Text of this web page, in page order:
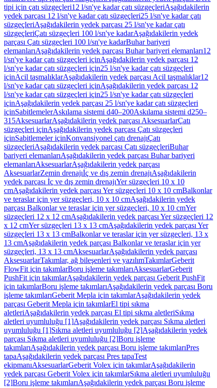
tipi için çatı süzgeçleri12 l/sn'ye kadar çatı süzgeçleriAşağıdakilerin
yedek parçası 12 l/sn'ye kadar çatı süzgeçleri25 l/sn'ye kadar çatı
süzgeçleriAşağıdakilerin yedek parçası 25 l/sn'ye kadar çatı
süzgeçleriÇatı süzgeçleri 100 l/sn'ye kadarAşağıdakilerin yedek
parçası Çatı süzgeçleri 100 l/sn'ye kadarBuhar bariyeri
elemanlarıAşağıdakilerin yedek parçası Buhar bariyeri elemanları12
l/sn'ye kadar çatı süzgeçleri içinAşağıdakilerin yedek parçası 12
l/sn'ye kadar çatı süzgeçleri için25 l/sn'ye kadar çatı süzgeçleri
içinAcil taşmalıklarAşağıdakilerin yedek parçası Acil taşmalıklar12
l/sn'ye kadar çatı süzgeçleri içinAşağıdakilerin yedek parçası 12
l/sn'ye kadar çatı süzgeçleri için25 l/sn'ye kadar çatı süzgeçleri
içinAşağıdakilerin yedek parçası 25 l/sn'ye kadar çatı süzgeçleri
içinSabitlemelerAskılama sistemi d40–200Askılama sistemi d250–
315AksesuarlarAşağıdakilerin yedek parçası AksesuarlarÇatı
süzgeçleri içinAşağıdakilerin yedek parçası Çatı süzgeçleri
içinSabitlemeler içinKonvansiyonel çatı drenajıÇatı
süzgeçleriAşağıdakilerin yedek parçası Çatı süzgeçleriBuhar
bariyeri elemanlarıAşağıdakilerin yedek parçası Buhar bariyeri
elemanlarıAksesuarlarAşağıdakilerin yedek parçası
AksesuarlarZemin drenajıİç ve dış zemin drenajıAşağıdakilerin
yedek parçası İç ve dış zemin drenajıYer süzgeçleri 10 x 10
cmAşağıdakilerin yedek parçası Yer süzgeçleri 10 x 10 cmBalkonlar
ve teraslar için yer süzgeçleri, 10 x 10 cmAşağıdakilerin yedek
parçası Balkonlar ve teraslar için yer süzgeçleri, 10 x 10 cmYer
süzgeçleri 12 x 12 cmAşağıdakilerin yedek parçası Yer süzgeçleri 12
x 12 cmYer süzgeçleri 13 x 13 cmAşağıdakilerin yedek parçası Yer
süzgeçleri 13 x 13 cmBalkonlar ve teraslar için yer süzgeçleri, 13 x
13 cmAşağıdakilerin yedek parçası Balkonlar ve teraslar için yer
süzgeçleri, 13 x 13 cmAksesuarlarAşağıdakilerin yedek parçası
AksesuarlarTakımlar, ağ bileşenleri ve yazılımTakımlarGeberit
FlowFit için takımlarBoru işleme takımlarıAksesuarlarGeberit
PushFit için takımlarAşağıdakilerin yedek parçası Geberit PushFit
için takımlarBoru işleme takımlarıAşağıdakilerin yedek parçası Boru
işleme takımlarıGeberit Mepla için takımlarAşağıdakilerin yedek
parçası Geberit Mepla için takımlarEl tipi sıkma
aletleriAşağıdakilerin yedek parçası El tipi sıkma aletleriSıkma
aletleri uyumluluğu [1]Aşağıdakilerin yedek parçası Sıkma aletleri
uyumluluğu [1]Sıkma aletleri uyumluluğu [2]Aşağıdakilerin yedek
parçası Sıkma aletleri uyumluluğu [2]Boru işleme
takımlarıAşağıdakilerin yedek parçası Boru işleme takımlarıPres
tapaAşağıdakilerin yedek parçası Pres tapaTest
ekipmanıAksesuarlarGeberit Volex için takımlarAşağıdakilerin
yedek parçası Geberit Volex için takımlarSıkma aletleri uyumluluğu
[2]Boru işleme takımlarıAşağıdakilerin yedek parçası Boru işleme